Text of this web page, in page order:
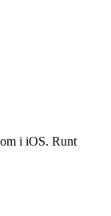
i iOS. Runt